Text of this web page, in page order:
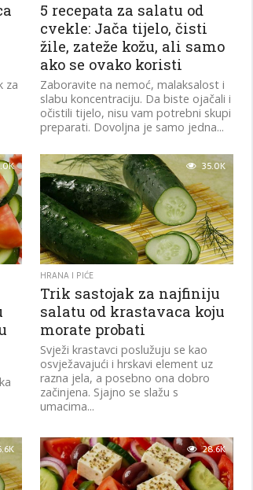
za
5 recepata za salatu od
cvekle: Jača tijelo, čisti
žile, zateže kožu, ali samo
ako se ovako koristi
Zaboravite na nemoć, malaksalost i
slabu koncentraciju. Da biste ojačali i
očistili tijelo, nisu vam potrebni skupi
preparati. Dovoljna je samo jedna...
35.0K
HRANA I PIĆE
Trik sastojak za najfiniju
salatu od krastavaca koju
morate probati
Svježi krastavci poslužuju se kao
osvježavajući i hrskavi element uz
razna jela, a posebno ona dobro
začinjena. Sjajno se slažu s
umacima...
28.6K